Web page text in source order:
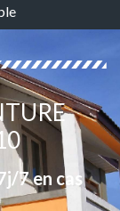
7 en cas